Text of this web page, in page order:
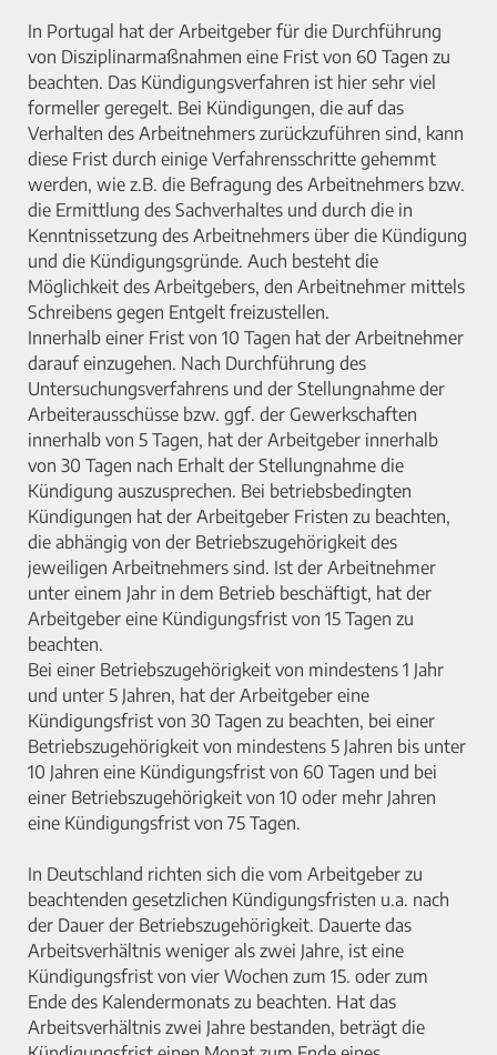
In Portugal hat der Arbeitgeber für die Durchführung
von Disziplinarmaßnahmen eine Frist von 60 Tagen zu
beachten. Das Kündigungsverfahren ist hier sehr viel
formeller geregelt. Bei Kündigungen, die auf das
Verhalten des Arbeitnehmers zurückzuführen sind, kann
diese Frist durch einige Verfahrensschritte gehemmt
werden, wie z.B. die Befragung des Arbeitnehmers bzw.
die Ermittlung des Sachverhaltes und durch die in
Kenntnissetzung des Arbeitnehmers über die Kündigung
und die Kündigungsgründe. Auch besteht die
Möglichkeit des Arbeitgebers, den Arbeitnehmer mittels
Schreibens gegen Entgelt freizustellen.
Innerhalb einer Frist von 10 Tagen hat der Arbeitnehmer
darauf einzugehen. Nach Durchführung des
Untersuchungsverfahrens und der Stellungnahme der
Arbeiterausschüsse bzw. ggf. der Gewerkschaften
innerhalb von 5 Tagen, hat der Arbeitgeber innerhalb
von 30 Tagen nach Erhalt der Stellungnahme die
Kündigung auszusprechen. Bei betriebsbedingten
Kündigungen hat der Arbeitgeber Fristen zu beachten,
die abhängig von der Betriebszugehörigkeit des
jeweiligen Arbeitnehmers sind. Ist der Arbeitnehmer
unter einem Jahr in dem Betrieb beschäftigt, hat der
Arbeitgeber eine Kündigungsfrist von 15 Tagen zu
beachten.
Bei einer Betriebszugehörigkeit von mindestens 1 Jahr
und unter 5 Jahren, hat der Arbeitgeber eine
Kündigungsfrist von 30 Tagen zu beachten, bei einer
Betriebszugehörigkeit von mindestens 5 Jahren bis unter
10 Jahren eine Kündigungsfrist von 60 Tagen und bei
einer Betriebszugehörigkeit von 10 oder mehr Jahren
eine Kündigungsfrist von 75 Tagen.
In Deutschland richten sich die vom Arbeitgeber zu
beachtenden gesetzlichen Kündigungsfristen u.a. nach
der Dauer der Betriebszugehörigkeit. Dauerte das
Arbeitsverhältnis weniger als zwei Jahre, ist eine
Kündigungsfrist von vier Wochen zum 15. oder zum
Ende des Kalendermonats zu beachten. Hat das
Arbeitsverhältnis zwei Jahre bestanden, beträgt die